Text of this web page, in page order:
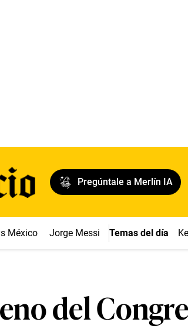
Pregúntale a Merlín IA
México Jorge Messi Temas del día
del